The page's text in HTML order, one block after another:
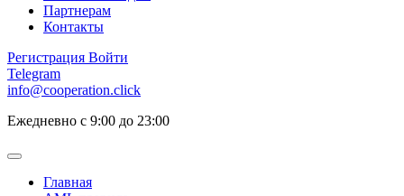
Партнерам
Контакты
Регистрация Войти
Telegram
info@cooperation.click
Ежедневно с 9:00 до 23:00
Главная